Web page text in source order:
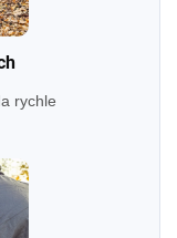
rychle